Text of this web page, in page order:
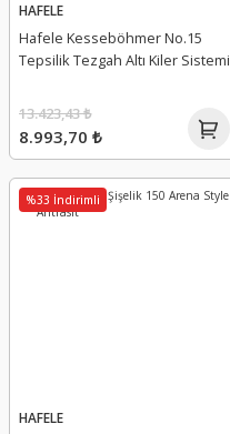
HAFELE
Hafele Kesseböhmer No.15
Tepsilik Tezgah Altı Kiler Sistemi
8.993,70 ₺
13.423,43 ₺
%33 İndirimli
HAFELE